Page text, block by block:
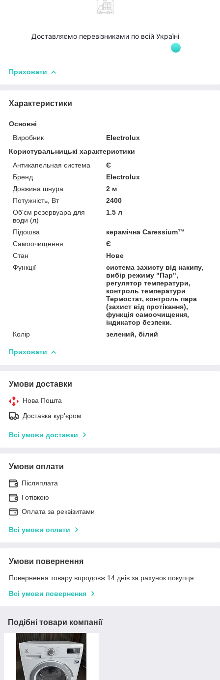
Доставляємо перевізниками по всій Україні
Приховати
Характеристики
Основні
Виробник
Electrolux
Користувальницькі характеристики
Антикапельная система
Є
Бренд
Electrolux
Довжина шнура
2 м
Потужність, Вт
2400
Об'єм резервуара для
води (л)
1.5 л
Підошва
керамічна Caressium™
Самоочищення
Є
Стан
Нове
Функції
система захисту від накипу,
вибір режиму "Пар",
регулятор температури,
контроль температури
Термостат, контроль пара
(захист від протікання),
функція самоочищення,
індикатор безпеки.
Колір
зелений, білий
Приховати
Умови доставки
Нова Пошта
Доставка кур'єром
Всі умови доставки
Умови оплати
Післяплата
Готівкою
Оплата за реквізитами
Всі умови оплати
Умови повернення
Повернення товару впродовж 14 днів за рахунок покупця
Всі умови повернення
Подібні товари компанії